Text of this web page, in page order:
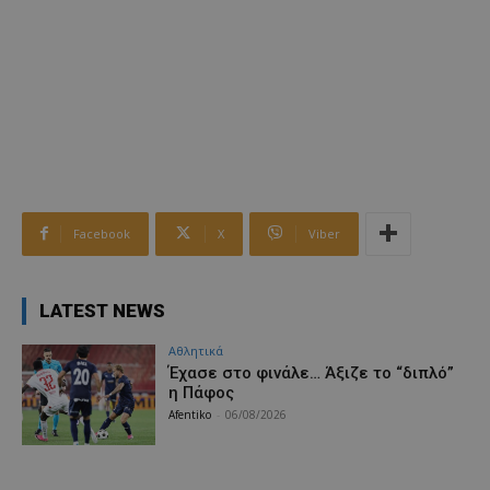
Facebook X Viber
LATEST NEWS
Αθλητικά
Έχασε στο φινάλε… Άξιζε το “διπλό”
η Πάφος
Afentiko 06/08/2026